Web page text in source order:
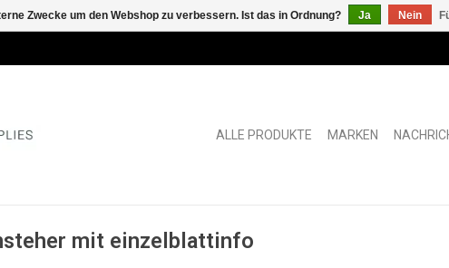
ALLE PRODUKTE MARKEN
mit einzelblattinfo
Zwecke um den Webshop zu verbessern. Ist das in Ordnung? Ja Nein